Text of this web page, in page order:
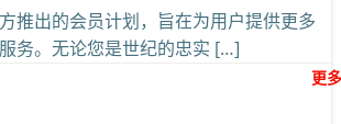
推出的会员计划，旨在为用户提供更多
务。无论您是世纪的忠实 […]
更多